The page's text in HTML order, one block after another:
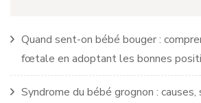
Quand sent-on bébé bouger :
fœtale en adoptant les bonnes
Syndrome du bébé grognon :